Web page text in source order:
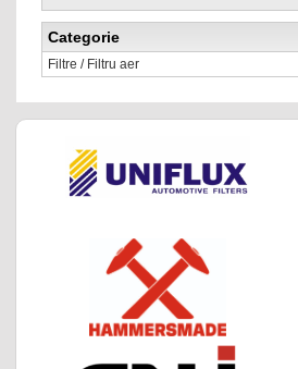
Categorie
Filtre / Filtru aer